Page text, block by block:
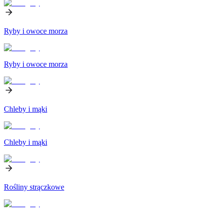
Ryby i owoce morza
Ryby i owoce morza
Chleby i mąki
Chleby i mąki
Rośliny strączkowe